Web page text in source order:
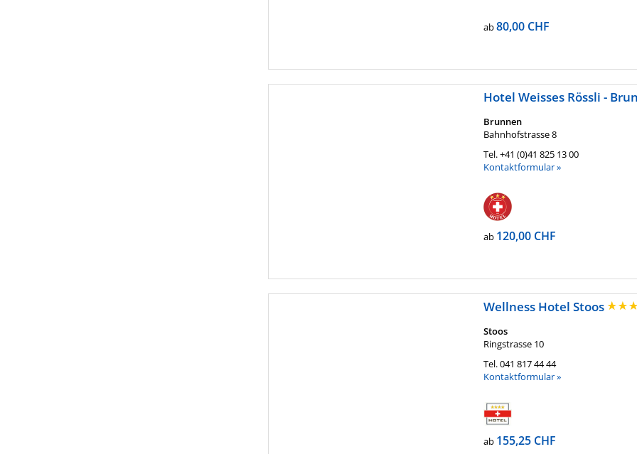
ab80,00 CHF
Hotel Weisses Rössli -
Brunnen
Bahnhofstrasse 8
Tel.+41 (0)41 825 13 00
Kontaktformular »
ab 120,00 CHF
Wellness Hotel Stoos
Stoos
Ringstrasse 10
Tel.041 817 44 44
Kontaktformular »
ab 155,25 CHF